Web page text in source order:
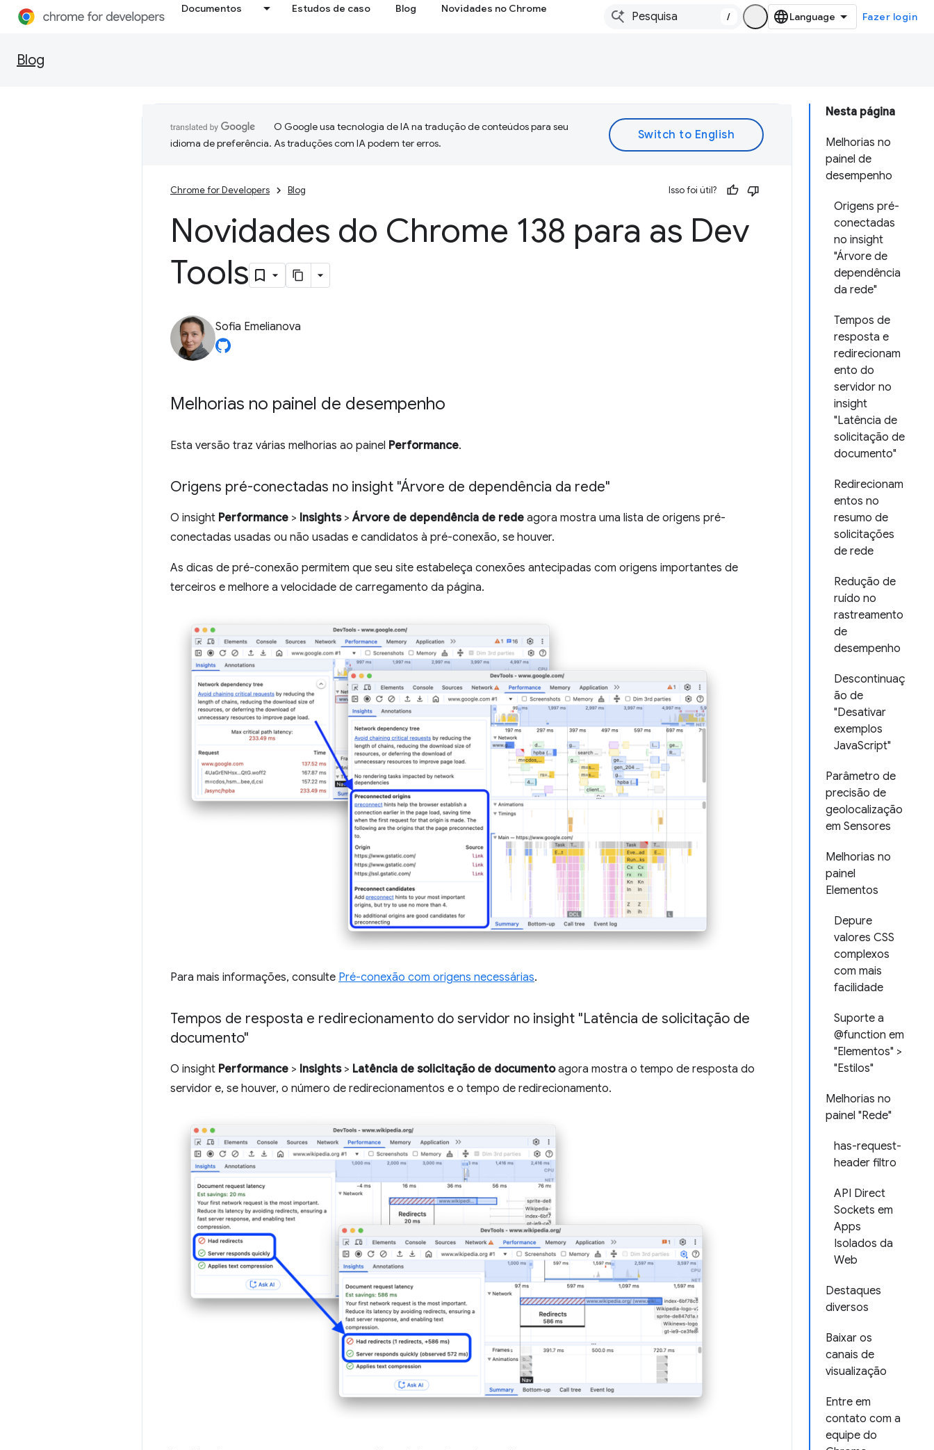
Documentos Estudos de caso Blog Novidades no Chrome
/ Fazer login
Blog
Nesta página
Melhorias no
painel de
desempenho
Origens pré-
conectadas
no insight
"Árvore de
dependência
da rede"
Tempos de
resposta e
redirecionam
ento do
servidor no
insight
"Latência de
solicitação de
documento"
Redirecionam
entos no
resumo de
solicitações
de rede
Redução de
ruído no
rastreamento
de
desempenho
Descontinuaç
ão de
"Desativar
exemplos
JavaScript"
Parâmetro de
precisão de
geolocalização
em Sensores
Melhorias no
painel
Elementos
Depure
valores CSS
complexos
com mais
facilidade
Suporte a
@function em
"Elementos" >
"Estilos"
Melhorias no
painel "Rede"
has-request-
header filtro
API Direct
Sockets em
Apps
Isolados da
Web
Destaques
diversos
Baixar os
canais de
visualização
Entre em
contato com a
equipe do
O Google usa tecnologia de IA na tradução de conteúdos para seu
idioma de preferência. As traduções com IA podem ter erros.
Chrome for Developers Blog Isso foi útil?
Novidades do Chrome 138 para as Dev
Tools
Sofia Emelianova
Melhorias no painel de desempenho
Esta versão traz várias melhorias ao painel Performance.
Origens pré-conectadas no insight "Árvore de dependência da rede"
O insight Performance > Insights>Árvore de dependência de rede agora mostra uma lista de origens pré-
conectadas usadas ou não usadas e candidatos à pré-conexão, se houver.
As dicas de pré-conexão permitem que seu site estabeleça conexões antecipadas com origens importantes de
terceiros e melhore a velocidade de carregamento da página.
Para mais informações, consulte Pré-conexão com origens necessárias.
Tempos de resposta e redirecionamento do servidor no insight "Latência de solicitação de
documento"
O insight Performance > Insights> Latência de solicitação de documentoagora mostra o tempo de resposta do
servidor e, se houver, o número de redirecionamentos e o tempo de redirecionamento.